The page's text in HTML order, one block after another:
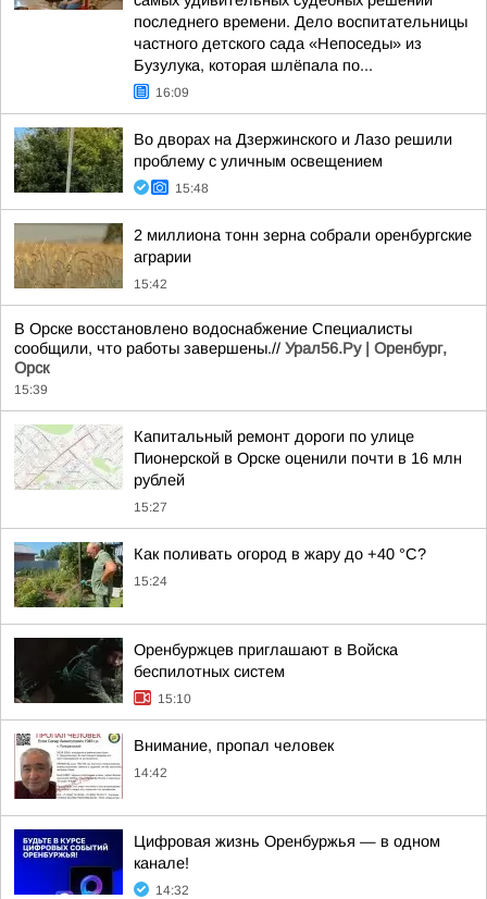
последнего времени. Дело воспитательницы
частного детского сада «Непоседы» из
Бузулука, которая шлёпала по...
16:09
Во дворах на Дзержинского и Лазо решили
проблему с уличным освещением
15:48
2 миллиона тонн зерна собрали оренбургские
аграрии
15:42
В Орске восстановлено водоснабжение Специалисты
сообщили, что работы завершены.// Урал56.Ру | Оренбург,
Орск
15:39
Капитальный ремонт дороги по улице
Пионерской в Орске оценили почти в 16 млн
рублей
15:27
Как поливать огород в жару до +40 °C?
15:24
Оренбуржцев приглашают в Войска
беспилотных систем
15:10
Внимание, пропал человек
14:42
Цифровая жизнь Оренбуржья — в одном
канале!
14:32